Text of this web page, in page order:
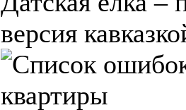
версия